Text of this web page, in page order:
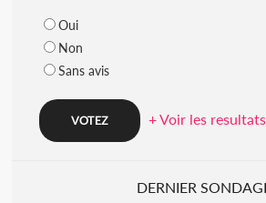
Oui
Non
Sans avis
+ Voir les resultats
DERNIER